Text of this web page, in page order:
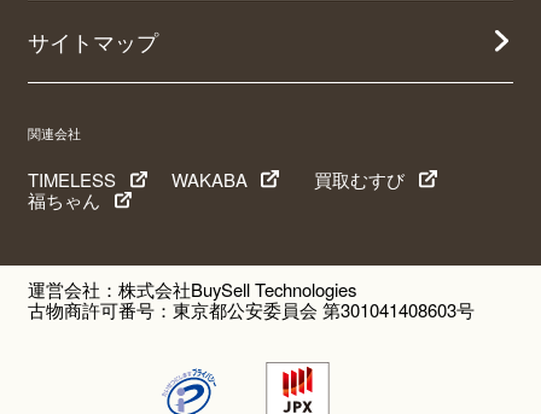
サイトマップ
関連会社
TIMELESS WAKABA
買取むすび
福ちゃん
運営会社：株式会社BuySell Technologies
古物商許可番号：東京都公安委員会 第301041408603号